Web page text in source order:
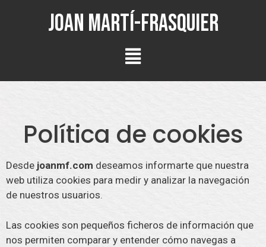
Joan Martí-Frasquier
Política de cookies
Desde joanmf.com deseamos informarte que nuestra
web utiliza cookies para medir y analizar la navegación
de nuestros usuarios.
Las cookies son pequeños ficheros de información que
nos permiten comparar y entender cómo navegas a